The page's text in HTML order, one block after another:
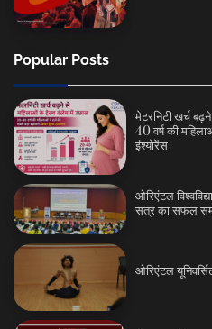
Popular Posts
मेटरनिटी खर्च
40 वर्ष की
इंश्योरेंस
ओरिएंटल
सत्र का सफल
ओरिएंटल